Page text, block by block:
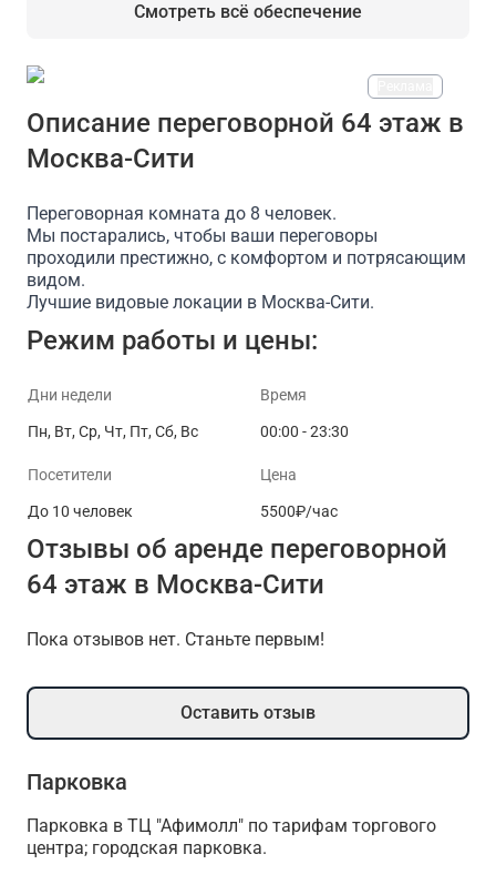
Смотреть всё обеспечение
Доступ в интернет/Wi-Fi
Описание переговорной 64 этаж в
Москва-Сити
Переговорная комната до 8 человек.
Мы постарались, чтобы ваши переговоры
проходили престижно, с комфортом и потрясающим
видом.
Лучшие видовые локации в Москва-Сити.
Режим работы и цены:
Дни недели
Пн, Вт, Ср, Чт, Пт, Сб, Вс
Время
00:00 - 23:30
Посетители
До 10 человек
Цена
5500₽/час
Отзывы об аренде переговорной
64 этаж в Москва-Сити
Пока отзывов нет. Станьте первым!
Оставить отзыв
Парковка
Парковка в ТЦ "Афимолл" по тарифам торгового
центра; городская парковка.